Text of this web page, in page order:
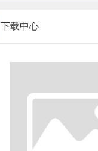
下载中心